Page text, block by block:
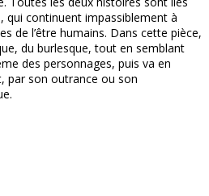
qui continuent impassiblement à
de l’être humains. Dans cette pièce,
du burlesque, tout en semblant
des personnages, puis va en
par son outrance ou son